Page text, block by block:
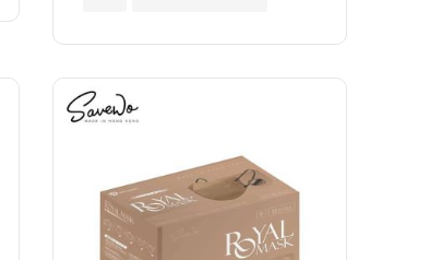
至
願
清
單